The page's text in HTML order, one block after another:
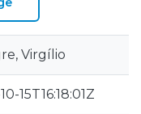
Virgílio
15T16:18:01Z